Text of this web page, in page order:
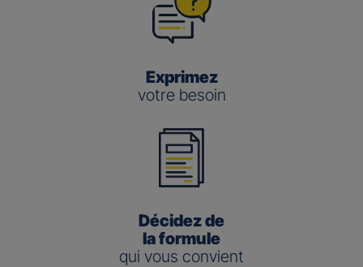
Exprimez
votre besoin
Décidez de
la formule
qui vous convient